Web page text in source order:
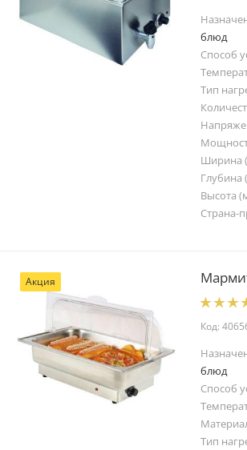
блюд
Способ
Тип
Ширина
Глубина
Высота
Страна-
Акция
Код:
блюд
Способ
Тип